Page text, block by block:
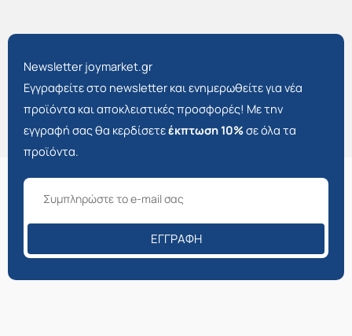
Newsletter joymarket.gr
Εγγραφείτε στο newsletter και ενημερωθείτε για νέα
προϊόντα και αποκλειστικές προσφορές! Με την
εγγραφή σας θα κερδίσετεέκπτωση 10%σε όλα τα
προϊόντα.
ΕΓΓΡΑΦΉ